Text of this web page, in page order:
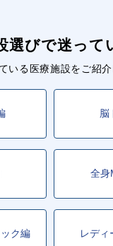
選びで迷って
いる医療施設をご紹介
脳
全身
ク編 レディ